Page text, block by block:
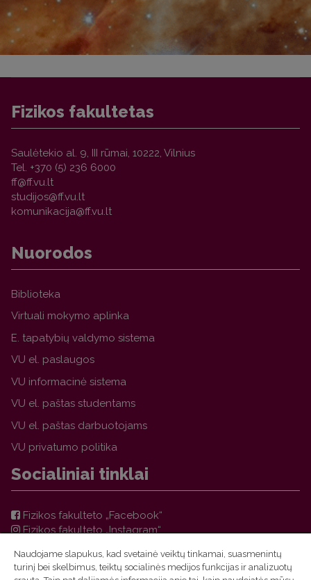
Fizikos fakultetas
Saulėtekio al. 9, III rūmai, 10222, Vilnius
Tel. +370 (5) 236 6000
Nuorodos
Biblioteka
Virtuali mokymo aplinka
E. tapatybių valdymo sistema
VU el. paslaugos
VU informacinė sistema
VU el. paštas studentams
VU el. paštas darbuotojams
VU privatumo politika
Socialiniai tinklai
Fizikos fakulteto „Facebook“
Fizikos fakulteto „Instagram“
VU FF TFAI Molėtų astronomijos observatorijos
„Facebook“
Naudojame slapukus, kad svetainė veiktų tinkamai, suasmenintų
turinį bei skelbimus, teiktų socialinės medijos funkcijas ir analizuotų